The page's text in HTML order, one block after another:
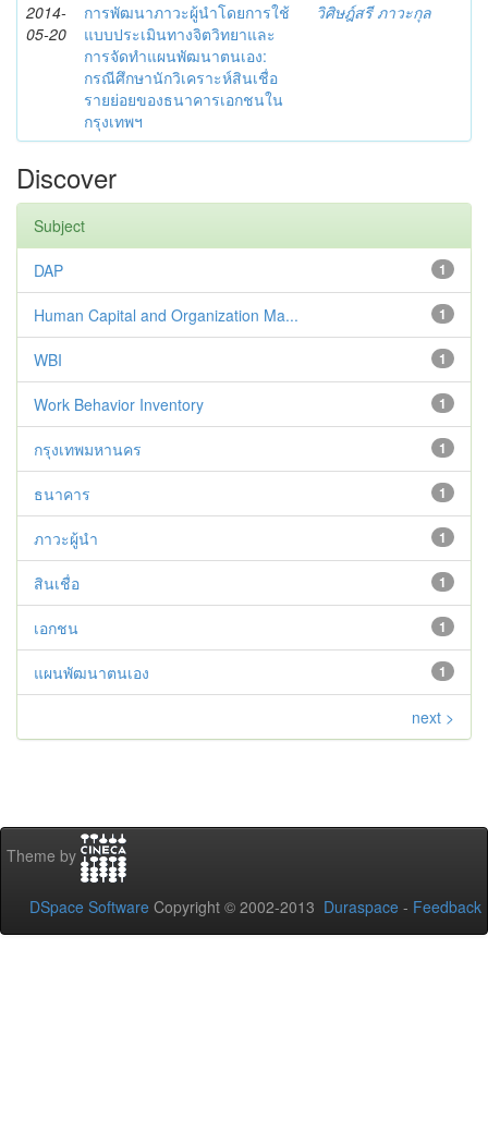
2014-
05-20
การพัฒนาภาวะผู้นำโดยการใช้
แบบประเมินทางจิตวิทยาและ
การจัดทำแผนพัฒนาตนเอง:
กรณีศึกษานักวิเคราะห์สินเชื่อ
รายย่อยของธนาคารเอกชนใน
กรุงเทพฯ
วิศิษฎ์สรี ภาวะกุล
Discover
Subject
1
DAP
1
Human Capital and Organization Ma...
1
WBI
1
Work Behavior Inventory
1
กรุงเทพมหานคร
1
ธนาคาร
1
ภาวะผู้นำ
1
สินเชื่อ
1
เอกชน
1
แผนพัฒนาตนเอง
next >
Theme by
DSpace Software Copyright © 2002-2013 Duraspace - Feedback